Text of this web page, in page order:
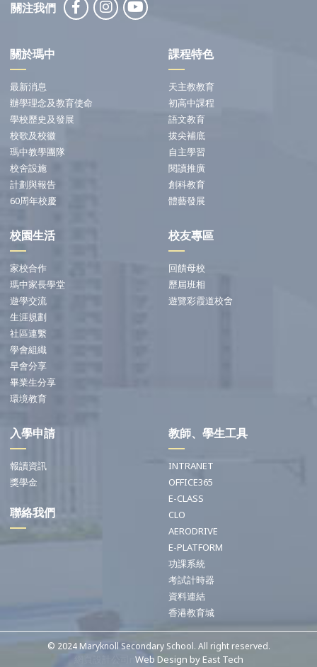
關注我們
關於瑪中
最新消息
辦學理念及教育使命
學校歷史及發展
校歌及校徽
瑪中教學團隊
校舍設施
計劃與報告
60周年校慶
課程特色
天主教教育
初高中課程
語文教育
拔尖補底
自主學習
閱讀推廣
創科教育
體藝發展
校園生活
家校合作
瑪中家長學堂
遊學交流
生涯規劃
社區連繫
學會組織
早會分享
畢業生分享
環境教育
校友專區
回饋母校
歷屆班相
遊覽彩霞道校舍
入學申請
報讀資訊
獎學金
聯絡我們
教師、學生工具
INTRANET
OFFICE365
E-CLASS
CLO
AERODRIVE
E-PLATFORM
功課系統
考試計時器
資料連結
香港教育城
© 2024 Maryknoll Secondary School. All right reserved.
Web Design byEast Tech